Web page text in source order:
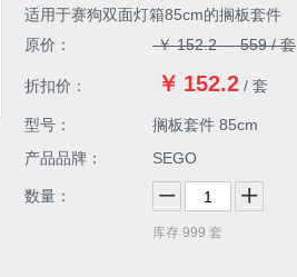
适用于赛狗双面灯箱85cm的搁板套件
原价：
￥ 152.2 - 559 / 套
折扣价： ￥ 152.2 / 套
型号：
搁板套件 85cm
产品品牌：
SEGO
数量：
库存 999 套